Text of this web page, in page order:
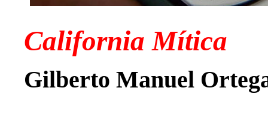
California Mítica
Gilberto Manuel